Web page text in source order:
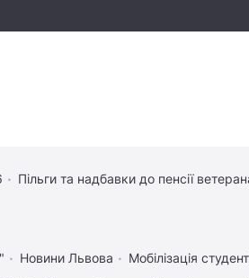
Пільги та надбавки до пенсії
Новини Львова Мобілізація